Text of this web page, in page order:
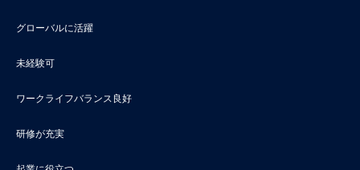
グローバルに活躍
未経験可
ワークライフバランス良好
研修が充実